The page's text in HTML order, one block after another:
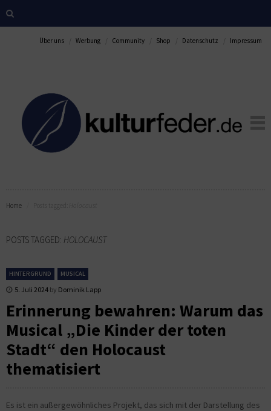
Über uns Werbung Community Shop Datenschutz Impressum
Home
POSTS TAGGED: HOLOCAUST
HINTERGRUND MUSICAL
5. Juli 2024 by Dominik Lapp
Erinnerung bewahren: Warum das
Musical „Die Kinder der toten
Stadt“ den Holocaust
thematisiert
Es ist ein außergewöhnliches Projekt, das sich mit der Darstellung des